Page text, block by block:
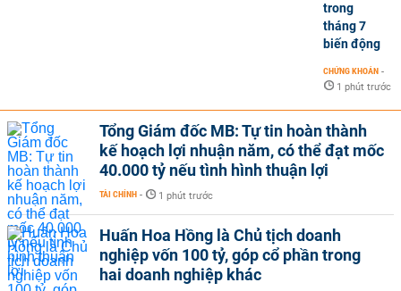
trong
tháng 7
biến động
CHỨNG KHOÁN -
1 phút trước
Tổng Giám đốc MB: Tự tin hoàn thành
kế hoạch lợi nhuận năm, có thể đạt mốc
40.000 tỷ nếu tình hình thuận lợi
TÀI CHÍNH - 1 phút trước
Huấn Hoa Hồng là Chủ tịch doanh
nghiệp vốn 100 tỷ, góp cổ phần trong
hai doanh nghiệp khác